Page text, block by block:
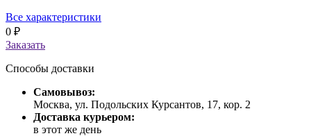
Все характеристики
0 ₽
Заказать
Способы доставки
Самовывоз:
Москва, ул. Подольских Курсантов, 17, кор. 2
Доставка курьером:
в этот же день